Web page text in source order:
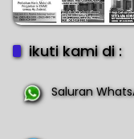
ikuti kami di :
Saluran